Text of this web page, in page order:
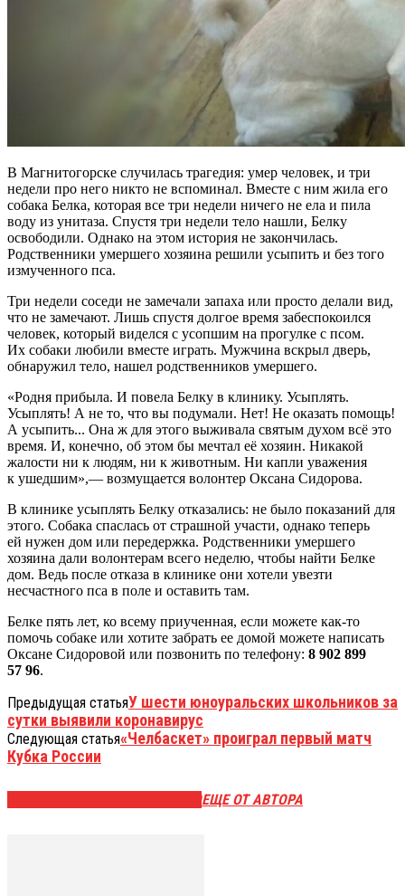
В Магнитогорске случилась трагедия: умер человек, и три
недели про него никто не вспоминал. Вместе с ним жила его
собака Белка, которая все три недели ничего не ела и пила
воду из унитаза. Спустя три недели тело нашли, Белку
освободили. Однако на этом история не закончилась.
Родственники умершего хозяина решили усыпить и без того
измученного пса.
Три недели соседи не замечали запаха или просто делали вид,
что не замечают. Лишь спустя долгое время забеспокоился
человек, который виделся с усопшим на прогулке с псом.
Их собаки любили вместе играть. Мужчина вскрыл дверь,
обнаружил тело, нашел родственников умершего.
«Родня прибыла. И повела Белку в клинику. Усыплять.
Усыплять! А не то, что вы подумали. Нет! Не оказать помощь!
А усыпить... Она ж для этого выживала святым духом всё это
время. И, конечно, об этом бы мечтал её хозяин. Никакой
жалости ни к людям, ни к животным. Ни капли уважения
к ушедшим»,— возмущается волонтер Оксана Сидорова.
В клинике усыплять Белку отказались: не было показаний для
этого. Собака спаслась от страшной участи, однако теперь
ей нужен дом или передержка. Родственники умершего
хозяина дали волонтерам всего неделю, чтобы найти Белке
дом. Ведь после отказа в клинике они хотели увезти
несчастного пса в поле и оставить там.
Белке пять лет, ко всему приученная, если можете как-то
помочь собаке или хотите забрать ее домой можете написать
Оксане Сидоровой или позвонить по телефону: 8 902 899
57 96.
Предыдущая статьяУ шести юноуральских школьников за
сутки выявили коронавирус
Следующая статья«Челбаскет» проиграл первый матч
Кубка России
ЕЩЕ ОТ АВТОРА